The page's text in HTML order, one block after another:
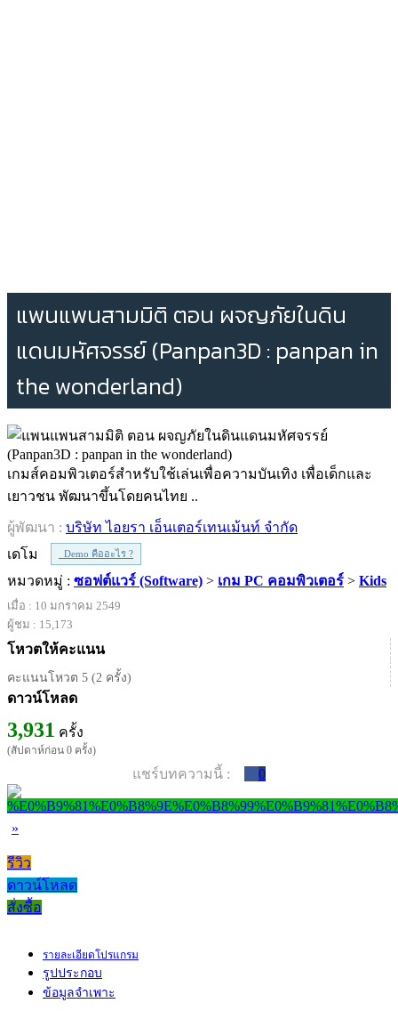
แพนแพนสามมิติ ตอน ผจญภัยในดิน
แดนมหัศจรรย์ (Panpan3D : panpan in
the wonderland)
เกมส์คอมพิวเตอร์สำหรับใช้เล่นเพื่อความบันเทิง เพื่อเด็กและ
เยาวชน พัฒนาขึ้นโดยคนไทย ..
ผู้พัฒนา : บริษัท ไอยรา เอ็นเตอร์เทนเม้นท์ จำกัด
เดโม
Demo คืออะไร ?
หมวดหมู่ : ซอฟต์แวร์ (Software) > เกม PC คอมพิวเตอร์ > Kids
เมื่อ : 10 มกราคม 2549
ผู้ชม : 15,173
โหวตให้คะแนน
คะแนนโหวต 5 (2 ครั้ง)
ดาวน์โหลด
3,931 ครั้ง
(สัปดาห์ก่อน 0 ครั้ง)
แชร์บทความนี้ : 0
»
รีวิว
ดาวน์โหลด
สั่งซื้อ
รายละเอียดโปรแกรม
รูปประกอบ
ข้อมูลจำเพาะ